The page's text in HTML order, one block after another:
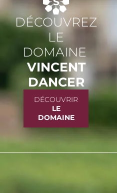
DÉCOUVREZ
LE
DOMAINE
VINCENT
DANCER
DÉCOUVRIR
LE
DOMAINE